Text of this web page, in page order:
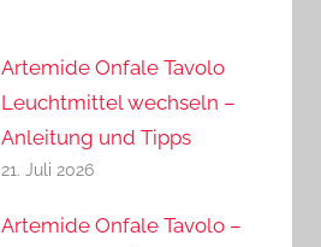
Artemide Onfale Tavolo
Leuchtmittel wechseln –
Anleitung und Tipps
21. Juli 2026
Artemide Onfale Tavolo –